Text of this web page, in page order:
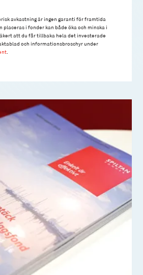
avkastning är ingen garanti för framtida
placeras i fonder kan både öka och minska i
att du får tillbaka hela det investerade
och informationsbroschyr under